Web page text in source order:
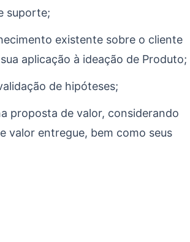
suporte;
existente sobre o cliente
aplicação à ideação de Produto;
de hipóteses;
proposta de valor, considerando
valor entregue, bem como seus